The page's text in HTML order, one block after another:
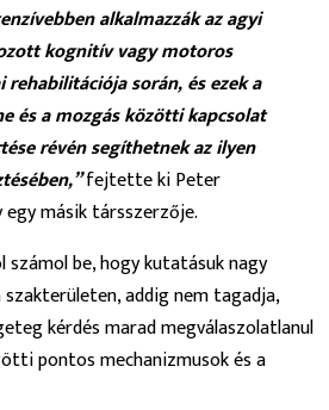
alkalmazzák az agyi
kognitív vagy motoros
során, és ezek a
és a mozgás közötti kapcsolat
révén segíthetnek az ilyen
fejtette ki Peter
egy másik társszerzője.
be, hogy kutatásuk nagy
addig nem tagadja,
kérdés marad megválaszolatlanul
pontos mechanizmusok és a